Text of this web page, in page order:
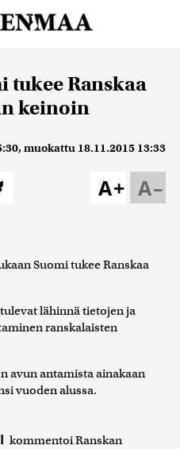
tukee Ranskaa
keinoin
, muokattu 18.11.2015 13:33
A–
A+
Suomi tukee Ranskaa
lähinnä tietojen ja
ranskalaisten
avun antamista ainakaan
vuoden alussa.
kommentoi Ranskan